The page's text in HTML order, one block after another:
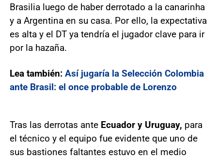
Brasilia luego de haber derrotado a la canarinha
y a Argentina en su casa. Por ello, la expectativa
es alta y el DT ya tendría el jugador clave para ir
por la hazaña.
Lea también: Así jugaría la Selección Colombia
ante Brasil: el once probable de Lorenzo
Tras las derrotas ante Ecuador y Uruguay, para
el técnico y el equipo fue evidente que uno de
sus bastiones faltantes estuvo en el medio